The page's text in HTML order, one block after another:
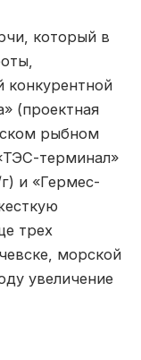
который в
конкурентной
(проектная
рыбном
терминал»
и «Гермес-
трех
морской
увеличение